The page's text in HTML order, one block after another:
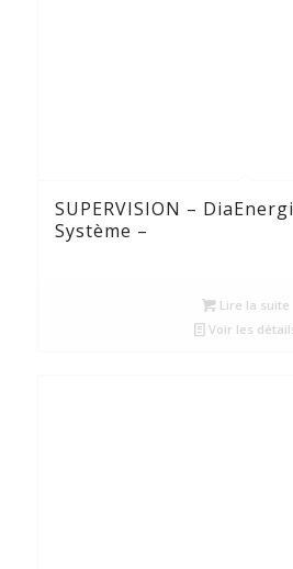
SUPERVISION –
Système –
Lire la suite
Voir les